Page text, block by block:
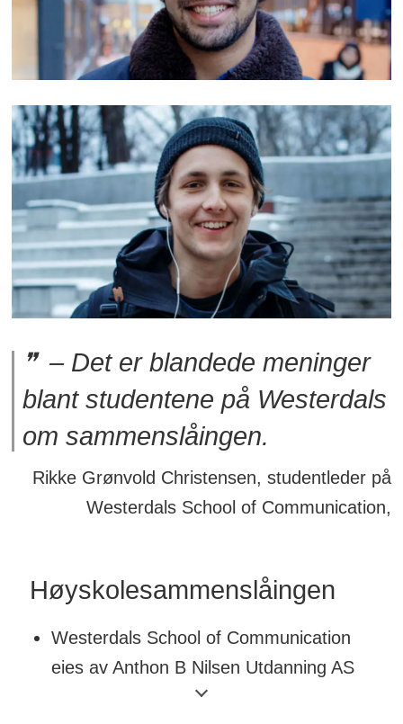
– Det er blandede meninger
blant studentene på Westerdals
om sammenslåingen.
Rikke Grønvold Christensen, studentleder på
Westerdals School of Communication,
Høyskolesammenslåingen
Westerdals School of Communication
eies av Anthon B Nilsen Utdanning AS